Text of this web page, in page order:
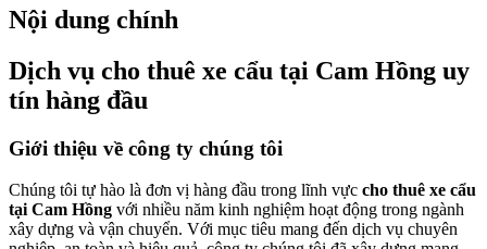
Nội dung chính
Dịch vụ cho thuê xe cẩu tại Cam Hồng uy
tín hàng đầu
Giới thiệu về công ty chúng tôi
Chúng tôi tự hào là đơn vị hàng đầu trong lĩnh vực cho thuê xe cẩu
tại Cam Hồng với nhiều năm kinh nghiệm hoạt động trong ngành
xây dựng và vận chuyển. Với mục tiêu mang đến dịch vụ chuyên